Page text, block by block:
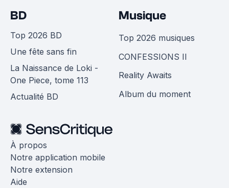
BD
Top 2026 BD
Une fête sans fin
La Naissance de Loki -
One Piece, tome 113
Actualité BD
Musique
Top 2026 musiques
CONFESSIONS II
Reality Awaits
Album du moment
À propos
Notre application mobile
Notre extension
Aide